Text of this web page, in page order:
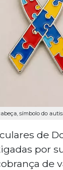
símbolo do
de
por
de